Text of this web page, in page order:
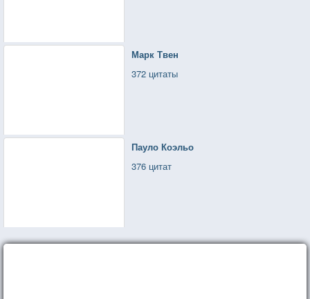
Марк Твен
372 цитаты
Пауло Коэльо
376 цитат